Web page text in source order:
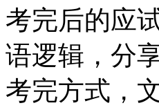
考完后的应
语逻辑，分
考完方式，